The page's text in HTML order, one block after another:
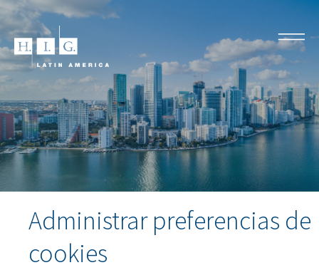
Administrar preferencias de
cookies